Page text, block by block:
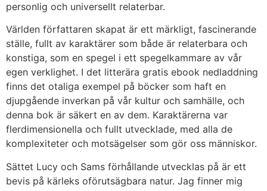
personlig och universellt relaterbar.
Världen författaren skapat är ett märkligt, fascinerande
ställe, fullt av karaktärer som både är relaterbara och
konstiga, som en spegel i ett spegelkammare av vår
egen verklighet. I det litterära gratis ebook nedladdning
finns det otaliga exempel på böcker som haft en
djupgående inverkan på vår kultur och samhälle, och
denna bok är säkert en av dem. Karaktärerna var
flerdimensionella och fullt utvecklade, med alla de
komplexiteter och motsägelser som gör oss människor.
Sättet Lucy och Sams förhållande utvecklas på är ett
bevis på kärleks oförutsägbara natur. Jag finner mig